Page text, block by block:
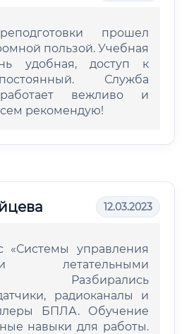
прошел
пользой. Учебная
удобная, доступ к
Служба
вежливо и
рекомендую!
12.03.2023
«Системы управления
летательными
Разбирались
радиоканалы и
БПЛА. Обучение
навыки для работы.